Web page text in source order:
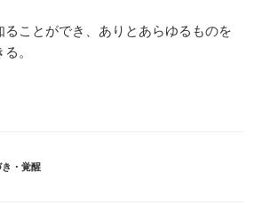
ることができ、ありとあらゆるものを
。
・覚醒